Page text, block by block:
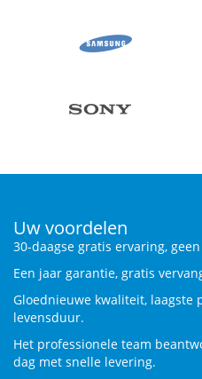
Uw voordelen
30-daagse gratis ervaring,
Een jaar garantie, gratis
Gloednieuwe kwaliteit, laagste
levensduur.
Het professionele team
dag met snelle levering.